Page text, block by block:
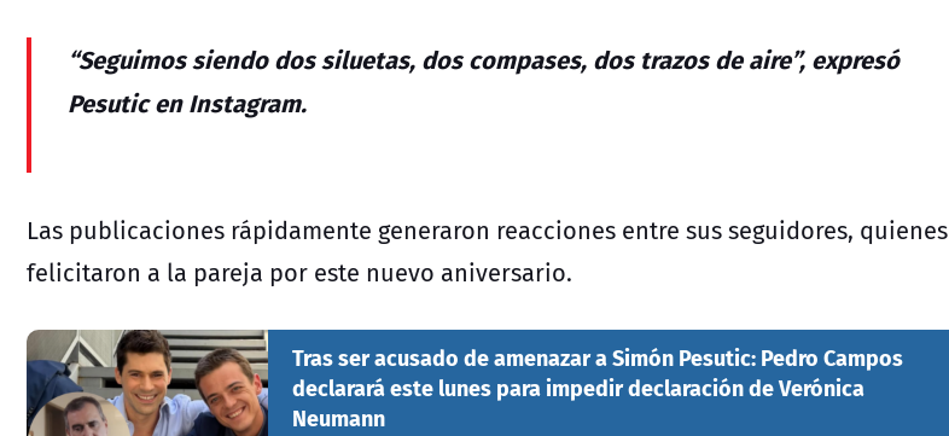
“Seguimos siendo dos siluetas, dos compases, dos trazos de aire”, expresó
Pesutic en Instagram.
Las publicaciones rápidamente generaron reacciones entre sus seguidores, quienes
felicitaron a la pareja por este nuevo aniversario.
Tras ser acusado de amenazar a Simón Pesutic: Pedro Campos
declarará este lunes para impedir declaración de Verónica
Neumann